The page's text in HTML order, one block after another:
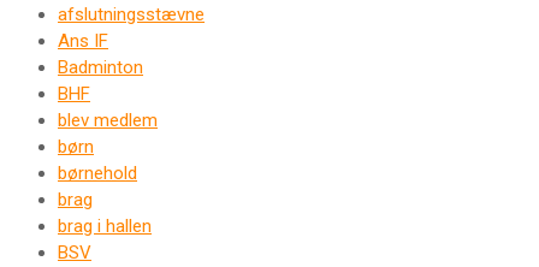
afslutningsstævne
Ans IF
Badminton
BHF
blev medlem
børn
børnehold
brag
brag i hallen
BSV